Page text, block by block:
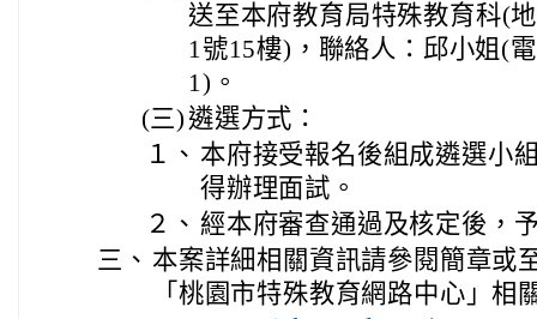
送至本府教育局特殊教育科(
1號15樓)，聯絡人：邱小姐(
1)。
(三) 遴選方式：
１、 本府接受報名後組成遴選小
得辦理面試。
２、 經本府審查通過及核定後，
三、 本案詳細相關資訊請參閱簡章或
「桃園市特殊教育網路中心」相